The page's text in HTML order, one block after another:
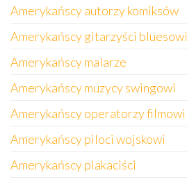
Amerykańscy autorzy komiksów
Amerykańscy gitarzyści bluesowi
Amerykańscy malarze
Amerykańscy muzycy swingowi
Amerykańscy operatorzy filmowi
Amerykańscy piloci wojskowi
Amerykańscy plakaciści